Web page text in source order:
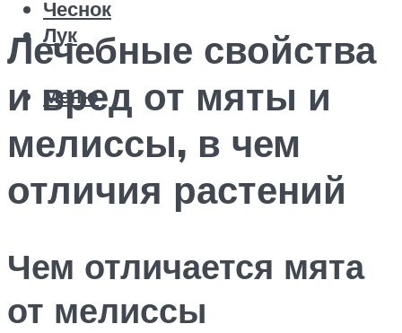
Чеснок
Лук
Меню
Лечебные свойства
и вред от мяты и
мелиссы, в чем
отличия растений
Чем отличается мята
от мелиссы